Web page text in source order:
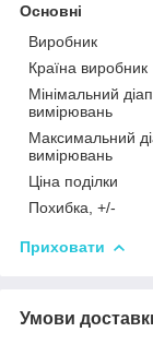
Основні
Виробник
Країна виробник
Мінімальний
вимірювань
Максимальний
вимірювань
Ціна поділки
Похибка, +/-
Приховати
Умови